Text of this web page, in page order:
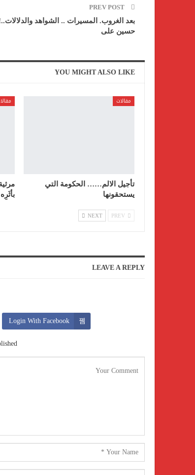
بعد الغروب. المسيرات .. الشواهد
حسين على
YOU MIGHT ALSO LIKE
مقالات
تأجيل الالم…… الحكومة التي
يستحقونها
بأثَرِه
NEXT
LEAVE A REPLY
Login With Facebook